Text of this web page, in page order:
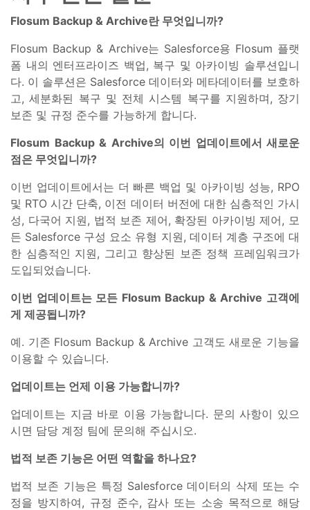
Flosum Backup & Archive란 무엇입니까?
Flosum Backup & Archive는 Salesforce용 Flosum 플랫
폼 내의 엔터프라이즈 백업, 복구 및 아카이빙 솔루션입니
다. 이 솔루션은 Salesforce 데이터와 메타데이터를 보호하
고, 세분화된 복구 및 전체 시스템 복구를 지원하며, 장기
보존 및 규정 준수를 가능하게 합니다.
Flosum Backup & Archive의 이번 업데이트에서 새로운
점은 무엇입니까?
이번 업데이트에서는 더 빠른 백업 및 아카이빙 성능, RPO
및 RTO 시간 단축, 이전 데이터 버전에 대한 심층적인 가시
성, 다국어 지원, 법적 보존 제어, 확장된 아카이빙 제어, 모
든 Salesforce 구성 요소 유형 지원, 데이터 계층 구조에 대
한 심층적인 지원, 그리고 향상된 보존 정책 프레임워크가
도입되었습니다.
이번 업데이트는 모든 Flosum Backup & Archive 고객에
게 제공됩니까?
예. 기존 Flosum Backup & Archive 고객도 새로운 기능을
이용할 수 있습니다.
업데이트는 언제 이용 가능합니까?
업데이트는 지금 바로 이용 가능합니다. 문의 사항이 있으
시면 담당 계정 팀에 문의해 주십시오.
법적 보존 기능은 어떤 역할을 하나요?
법적 보존 기능은 특정 Salesforce 데이터의 삭제 또는 수
정을 방지하여, 규정 준수, 감사 또는 소송 목적으로 해당